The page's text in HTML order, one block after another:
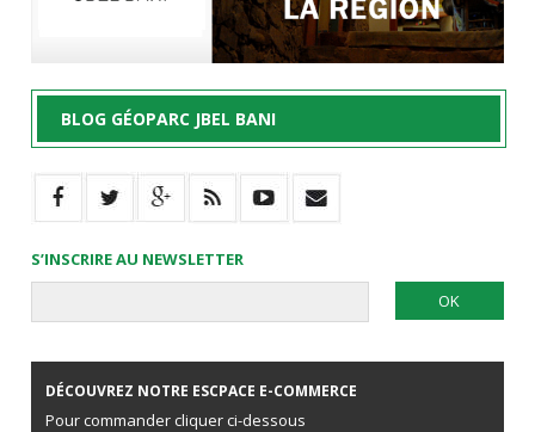
BLOG GÉOPARC JBEL BANI
S’INSCRIRE AU NEWSLETTER
DÉCOUVREZ NOTRE ESCPACE E-COMMERCE
Pour commander cliquer ci-dessous